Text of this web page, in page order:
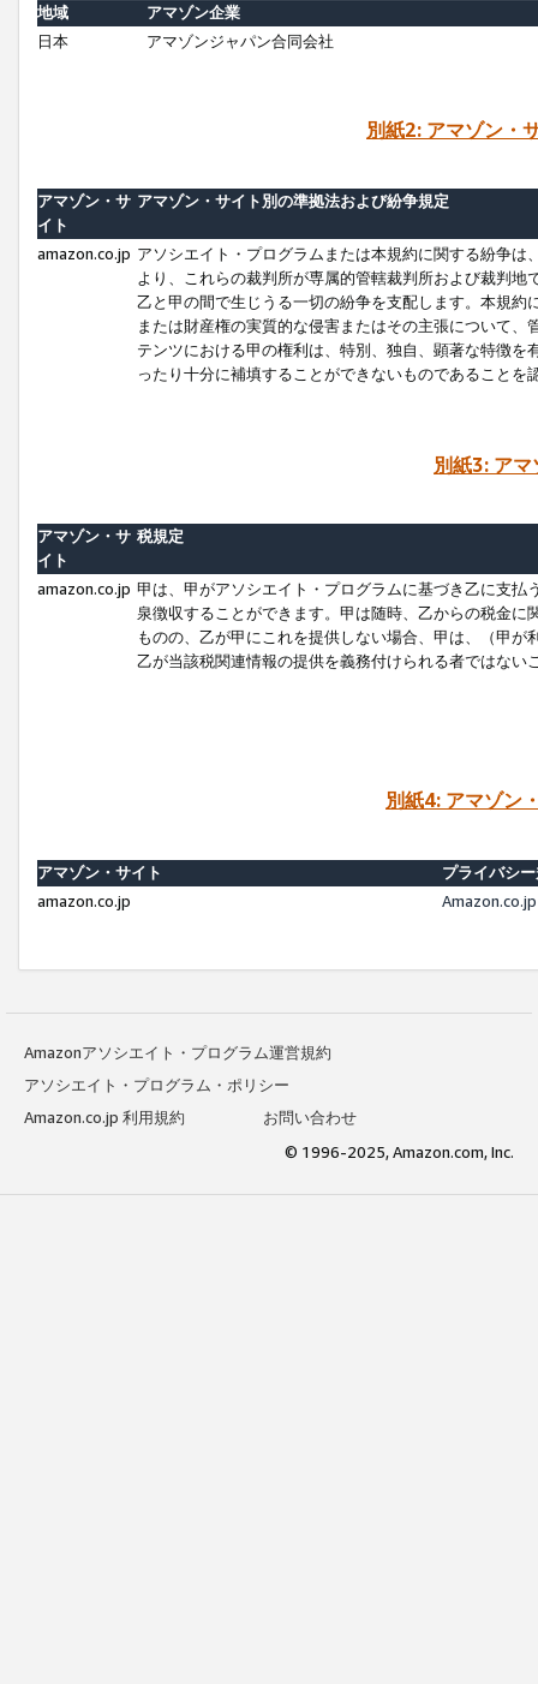
地域
アマゾン企業
日本
アマゾンジャパン合同会社
別紙2: アマゾン・
アマゾン・サ
イト
アマゾン・サイト別の準拠法および紛争規定
amazon.co.jp アソシエイト・プログラムまたは本規約に関する紛争
より、これらの裁判所が専属的管轄裁判所および裁判
乙と甲の間で生じうる一切の紛争を支配します。本規
または財産権の実質的な侵害またはその主張について
テンツにおける甲の権利は、特別、独自、顕著な特徴
ったり十分に補填することができないものであることを
別紙3: ア
アマゾン・サ
イト
税規定
amazon.co.jp 甲は、甲がアソシエイト・プログラムに基づき乙に支
泉徴収することができます。甲は随時、乙からの税金
ものの、乙が甲にこれを提供しない場合、甲は、（甲
乙が当該税関連情報の提供を義務付けられる者ではな
別紙4: アマゾン
アマゾン・サイト
プライバシ
amazon.co.jp
Amazonアソシエイト・プログラム運営規約
アソシエイト・プログラム・ポリシー
Amazon.co.jp 利用規約
お問い合わせ
© 1996-2025, Amazon.com, Inc.